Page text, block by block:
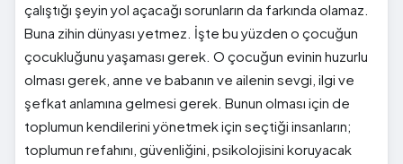
çalıştığı şeyin yol açacağı sorunların da farkında olamaz.
Buna zihin dünyası yetmez. İşte bu yüzden o çocuğun
çocukluğunu yaşaması gerek. O çocuğun evinin huzurlu
olması gerek, anne ve babanın ve ailenin sevgi, ilgi ve
şefkat anlamına gelmesi gerek. Bunun olması için de
toplumun kendilerini yönetmek için seçtiği insanların;
toplumun refahını, güvenliğini, psikolojisini koruyacak